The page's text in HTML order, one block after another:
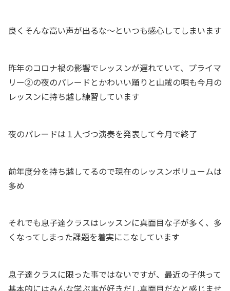
良くそんな高い声が出るな〜といつも感心してしまいます
昨年のコロナ禍の影響でレッスンが遅れていて、プライマ
リー②の夜のパレードとかわいい踊りと山賊の唄も今月の
レッスンに持ち越し練習しています
夜のパレードは１人づつ演奏を発表して今月で終了
前年度分を持ち越してるので現在のレッスンボリュームは
多め
それでも息子達クラスはレッスンに真面目な子が多く、多
くなってしまった課題を着実にこなしています
息子達クラスに限った事ではないですが、最近の子供って